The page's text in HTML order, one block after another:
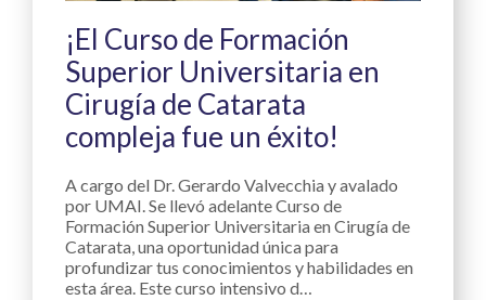
¡El Curso de Formación
Superior Universitaria en
Cirugía de Catarata
compleja fue un éxito!
A cargo del Dr. Gerardo Valvecchia y avalado
por UMAI. Se llevó adelante Curso de
Formación Superior Universitaria en Cirugía de
Catarata, una oportunidad única para
profundizar tus conocimientos y habilidades en
esta área. Este curso intensivo d…